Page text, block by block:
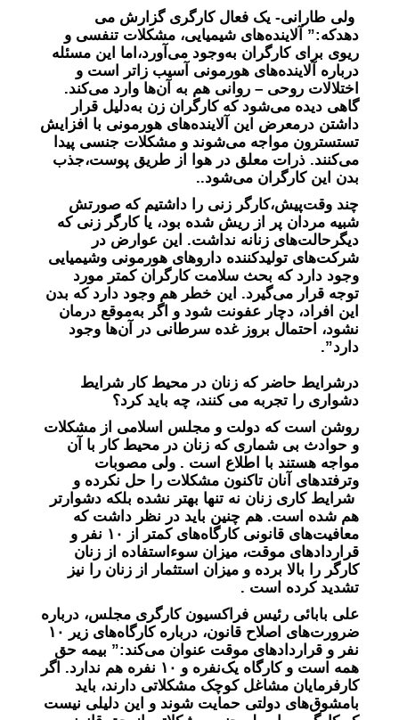
ولی طارانی- یک فعال کارگری گزارش می
دهدکه:” آلاینده‌های شیمیایی، مشکلات تنفسی و
ریوی برای کارگران به‌وجود می‌آورد،اما این مسئله
درباره آلاینده‌های هورمونی آسیب ‌زاتر است و
اختلالات روحی – روانی هم به آن‌ها وارد می‌کند.
گاهی دیده می‌شود که کارگران زن به‌دلیل قرار
داشتن درمعرض این آلاینده‌های هورمونی با افزایش
تستسترون مواجه می‌شوند و مشکلات جنسی پیدا
می‌کنند. ذرات معلق در هوا از طریق پوست،جذب
بدن این کارگران می‌شود..
چند وقت‌پیش،کارگر زنی را داشتیم که صورتش
شبیه مردان پر از ریش شده بود، یا کارگر زنی که
دیگرحالت‌های زنانه نداشت. این عوارض در
شرکت‌های تولیدکننده دارو‌های هورمونی وشیمیایی
وجود دارد که بحث سلامت کارگران کمتر مورد
توجه قرار می‌گیرد. این خطر هم وجود دارد که بدن
این افراد، دچار عفونت شود و اگر به‌موقع درمان
نشود، احتمال بروز غده سرطانی در آن‌ها وجود
دارد”.
درشرایط حاضر که زنان در محیط کار شرایط
دشواری را تجربه می کنند، چه باید کرد؟
روشن است که دولت و مجلس اسلامی از مشکلات
و حوادث بی شماری که زنان در محیط کار با آن
مواجه هستند با اطلاع است . ولی مصوبات
وترفتدهای آنان تاکنون مشکلات را حل نکرده و
شرایط کاری زنان نه تنها بهتر نشده بلکه دشوارتر
هم شده است. هم چنین باید در نظر داشت که
معافیت‌های قانونی کارگاه‌های کمتر از ۱۰ نفر و
قرارداد‌های موقت، میزان سوءاستفاده از زنان
کارگر را بالا برده و میزان استثمار از زنان را نیز
تشدید کرده است .
علی بابائی رئیس فراکسیون کارگری مجلس، درباره
ضرورت‌های اصلاح قانون، درباره کارگاه‌های زیر ۱۰
نفر و قرارداد‌های موقت عنوان می‌کند:” بیمه حق
همه است و کارگاه یک‌نفره و ۱۰ نفره هم ندارد. اگر
کارفرمایان مشاغل کوچک مشکلاتی دارند، باید
بامشوق‌های دولتی حمایت شوند و این دلیلی نیست